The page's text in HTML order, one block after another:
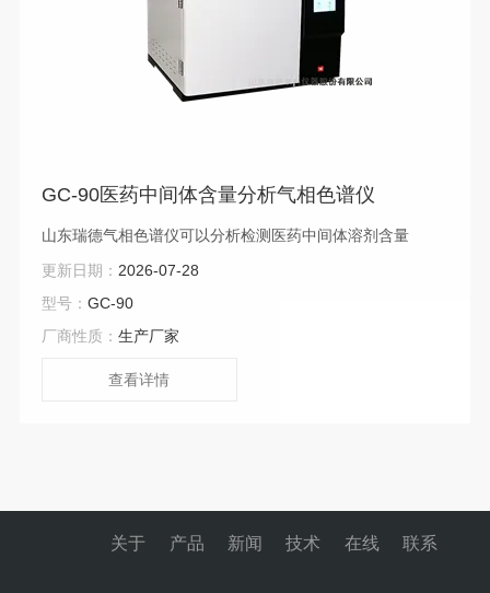
GC-90医药中间体含量分析气相色谱仪
山东瑞德气相色谱仪可以分析检测医药中间体溶剂含量
更新日期： 2026-07-28
型号： GC-90
厂商性质： 生产厂家
查看详情
关于 产品 新闻 技术 在线 联系